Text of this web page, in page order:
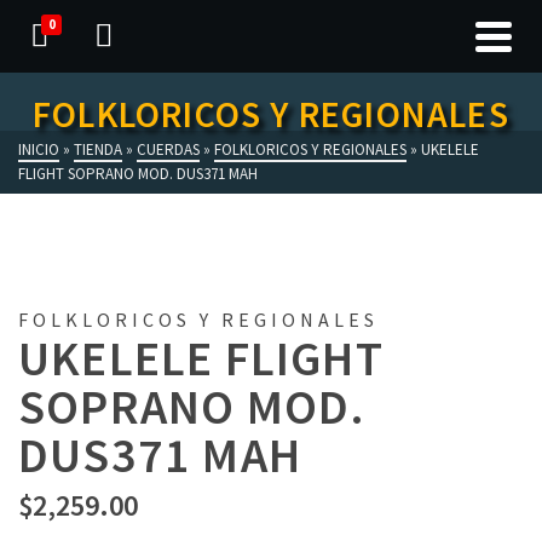
0
FOLKLORICOS Y REGIONALES
INICIO » TIENDA » CUERDAS » FOLKLORICOS Y REGIONALES » UKELELE
FLIGHT SOPRANO MOD. DUS371 MAH
FOLKLORICOS Y REGIONALES
UKELELE FLIGHT
SOPRANO MOD.
DUS371 MAH
$2,259.00